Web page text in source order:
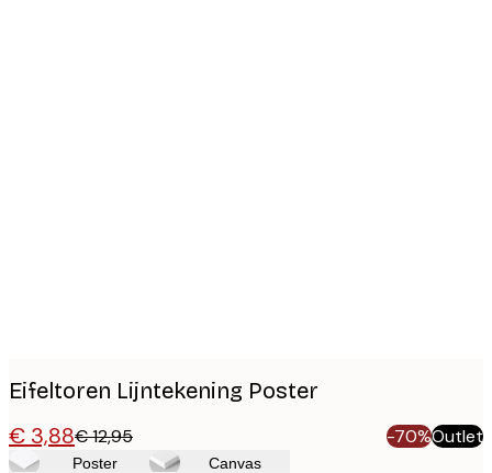
Eifeltoren Lijntekening Poster
€ 3,88€ 12,95 -70%Outlet
Poster Canvas